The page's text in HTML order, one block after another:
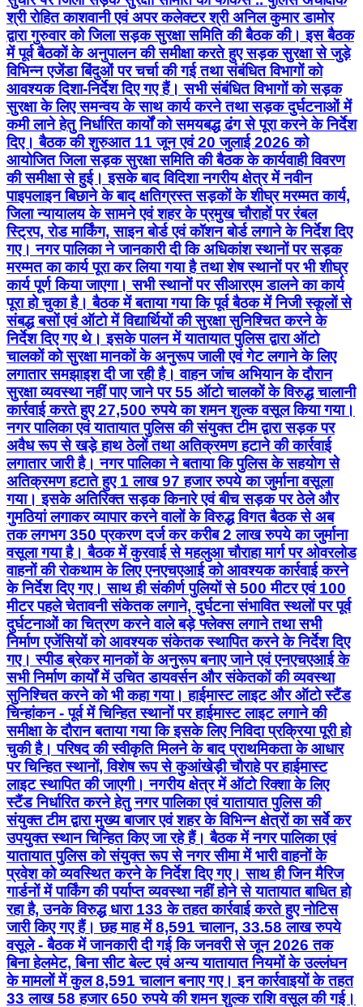
श्री रोहित काशवानी एवं अपर कलेक्टर श्री अनिल कुमार डामोर
द्वारा गुरुवार को जिला सड़क सुरक्षा समिति की बैठक की। इस बैठक
में पूर्व बैठकों के अनुपालन की समीक्षा करते हुए सड़क सुरक्षा से जुड़े
विभिन्न एजेंडा बिंदुओं पर चर्चा की गई तथा संबंधित विभागों को
आवश्यक दिशा-निर्देश दिए गए हैं। सभी संबंधित विभागों को सड़क
सुरक्षा के लिए समन्वय के साथ कार्य करने तथा सड़क दुर्घटनाओं में
कमी लाने हेतु निर्धारित कार्यों को समयबद्ध ढंग से पूरा करने के निर्देश
दिए। बैठक की शुरुआत 11 जून एवं 20 जुलाई 2026 को
आयोजित जिला सड़क सुरक्षा समिति की बैठक के कार्यवाही विवरण
की समीक्षा से हुई। इसके बाद विदिशा नगरीय क्षेत्र में नवीन
पाइपलाइन बिछाने के बाद क्षतिग्रस्त सड़कों के शीघ्र मरम्मत कार्य,
जिला न्यायालय के सामने एवं शहर के प्रमुख चौराहों पर रंबल
स्ट्रिप, रोड मार्किंग, साइन बोर्ड एवं कॉशन बोर्ड लगाने के निर्देश दिए
गए। नगर पालिका ने जानकारी दी कि अधिकांश स्थानों पर सड़क
मरम्मत का कार्य पूरा कर लिया गया है तथा शेष स्थानों पर भी शीघ्र
कार्य पूर्ण किया जाएगा। सभी स्थानों पर सीआरएम डालने का कार्य
पूरा हो चुका है। बैठक में बताया गया कि पूर्व बैठक में निजी स्कूलों से
संबद्ध बसों एवं ऑटो में विद्यार्थियों की सुरक्षा सुनिश्चित करने के
निर्देश दिए गए थे। इसके पालन में यातायात पुलिस द्वारा ऑटो
चालकों को सुरक्षा मानकों के अनुरूप जाली एवं गेट लगाने के लिए
लगातार समझाइश दी जा रही है। वाहन जांच अभियान के दौरान
सुरक्षा व्यवस्था नहीं पाए जाने पर 55 ऑटो चालकों के विरुद्ध चालानी
कार्रवाई करते हुए 27,500 रुपये का शमन शुल्क वसूल किया गया।
नगर पालिका एवं यातायात पुलिस की संयुक्त टीम द्वारा सड़क पर
अवैध रूप से खड़े हाथ ठेलों तथा अतिक्रमण हटाने की कार्रवाई
लगातार जारी है। नगर पालिका ने बताया कि पुलिस के सहयोग से
अतिक्रमण हटाते हुए 1 लाख 97 हजार रुपये का जुर्माना वसूला
गया। इसके अतिरिक्त सड़क किनारे एवं बीच सड़क पर ठेले और
गुमठियां लगाकर व्यापार करने वालों के विरुद्ध विगत बैठक से अब
तक लगभग 350 प्रकरण दर्ज कर करीब 2 लाख रुपये का जुर्माना
वसूला गया है। बैठक में कुरवाई से महलुआ चौराहा मार्ग पर ओवरलोड
वाहनों की रोकथाम के लिए एनएचएआई को आवश्यक कार्रवाई करने
के निर्देश दिए गए। साथ ही संकीर्ण पुलियों से 500 मीटर एवं 100
मीटर पहले चेतावनी संकेतक लगाने, दुर्घटना संभावित स्थलों पर पूर्व
दुर्घटनाओं का चित्रण करने वाले बड़े फ्लेक्स लगाने तथा सभी
निर्माण एजेंसियों को आवश्यक संकेतक स्थापित करने के निर्देश दिए
गए। स्पीड ब्रेकर मानकों के अनुरूप बनाए जाने एवं एनएचएआई के
सभी निर्माण कार्यों में उचित डायवर्सन और संकेतकों की व्यवस्था
सुनिश्चित करने को भी कहा गया। हाईमास्ट लाइट और ऑटो स्टैंड
चिन्हांकन - पूर्व में चिन्हित स्थानों पर हाईमास्ट लाइट लगाने की
समीक्षा के दौरान बताया गया कि इसके लिए निविदा प्रक्रिया पूरी हो
चुकी है। परिषद की स्वीकृति मिलने के बाद प्राथमिकता के आधार
पर चिन्हित स्थानों, विशेष रूप से कुआंखेड़ी चौराहे पर हाईमास्ट
लाइट स्थापित की जाएगी। नगरीय क्षेत्र में ऑटो रिक्शा के लिए
स्टैंड निर्धारित करने हेतु नगर पालिका एवं यातायात पुलिस की
संयुक्त टीम द्वारा मुख्य बाजार एवं शहर के विभिन्न क्षेत्रों का सर्वे कर
उपयुक्त स्थान चिन्हित किए जा रहे हैं। बैठक में नगर पालिका एवं
यातायात पुलिस को संयुक्त रूप से नगर सीमा में भारी वाहनों के
प्रवेश को व्यवस्थित करने के निर्देश दिए गए। साथ ही जिन मैरिज
गार्डनों में पार्किंग की पर्याप्त व्यवस्था नहीं होने से यातायात बाधित हो
रहा है, उनके विरुद्ध धारा 133 के तहत कार्रवाई करते हुए नोटिस
जारी किए गए हैं। छह माह में 8,591 चालान, 33.58 लाख रुपये
वसूले - बैठक में जानकारी दी गई कि जनवरी से जून 2026 तक
बिना हेलमेट, बिना सीट बेल्ट एवं अन्य यातायात नियमों के उल्लंघन
के मामलों में कुल 8,591 चालान बनाए गए। इन कार्रवाइयों के तहत
33 लाख 58 हजार 650 रुपये की शमन शुल्क राशि वसूल की गई।